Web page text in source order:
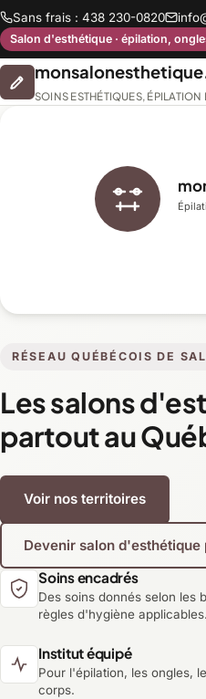
Sans frais : 438 230-0820
Salon d'esthétique · épilation,
SOINS ESTHÉTIQUES,
RÉSEAU QUÉBÉCOIS DE
Les salons
partout au
Voir nos territoires
Devenir salon d'esthétique
Soins encadrés
Des soins donnés selon les
règles d'hygiène applicables.
Institut équipé
Pour l'épilation, les ongles,
corps.